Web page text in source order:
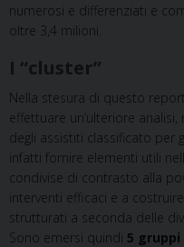
numerosi e differenziati e
oltre 3,4 milioni.
I “cluster”
Nella stesura di questo
effettuare un’ulteriore
degli assistiti classificato per
infatti fornire elementi utili
condivise di contrasto alla
interventi efficaci e a
strutturati a seconda delle
Sono emersi quindi 5